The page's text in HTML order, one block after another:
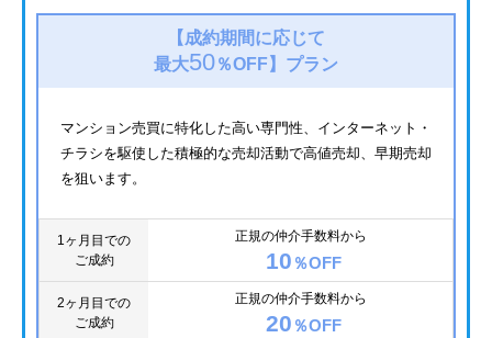
【成約期間に応じて
最大50％OFF】 プラン
マンション売買に特化した高い専門性、インターネット・
チラシを駆使した積極的な売却活動で高値売却、早期売却
を狙います。
1ヶ月目での
ご成約
正規の仲介手数料から
10 ％OFF
2ヶ月目での
ご成約
正規の仲介手数料から
20 ％OFF